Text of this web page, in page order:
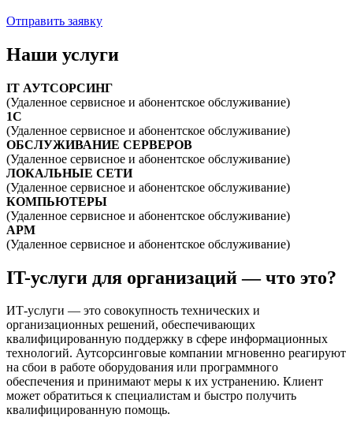
Отправить заявку
Наши услуги
IT АУТСОРСИНГ
(Удаленное сервисное и абонентское обслуживание)
1С
(Удаленное сервисное и абонентское обслуживание)
ОБСЛУЖИВАНИЕ СЕРВЕРОВ
(Удаленное сервисное и абонентское обслуживание)
ЛОКАЛЬНЫЕ СЕТИ
(Удаленное сервисное и абонентское обслуживание)
КОМПЬЮТЕРЫ
(Удаленное сервисное и абонентское обслуживание)
АРМ
(Удаленное сервисное и абонентское обслуживание)
IT-услуги для организаций — что это?
ИТ-услуги — это совокупность технических и
организационных решений, обеспечивающих
квалифицированную поддержку в сфере информационных
технологий. Аутсорсинговые компании мгновенно реагируют
на сбои в работе оборудования или программного
обеспечения и принимают меры к их устранению. Клиент
может обратиться к специалистам и быстро получить
квалифицированную помощь.